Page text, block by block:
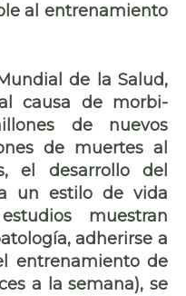
al entrenamiento
de la Salud,
causa de morbi-
de nuevos
de muertes al
el desarrollo del
un estilo de vida
muestran
adherirse a
entrenamiento de
a la semana), se